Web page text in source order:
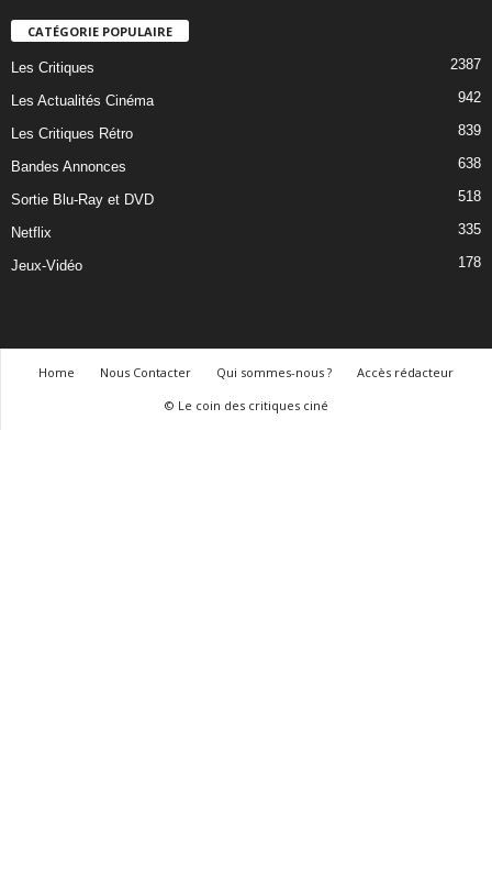
CATÉGORIE POPULAIRE
Les Critiques 2387
Les Actualités Cinéma 942
Les Critiques Rétro 839
Bandes Annonces 638
Sortie Blu-Ray et DVD 518
Netflix 335
Jeux-Vidéo 178
Home Nous Contacter Qui sommes-nous ?
Accès rédacteur
© Le coin des critiques ciné